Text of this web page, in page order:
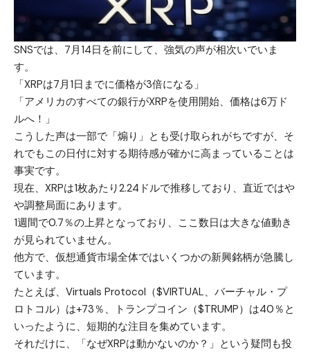
SNSでは、7月14日を前にして、強気の声が相次いでいま
す。
「XRPは7月1日までに価格が3倍になる」
「アメリカのすべての銀行がXRPを使用開始、価格は6万ド
ルへ！」
こうした声は一部で「煽り」とも受け取られがちですが、そ
れでもこの日付に対する期待感が確かに高まっていることは
事実です。
現在、XRPは1枚あたり2.24ドルで推移しており、直近ではや
や調整局面にあります。
1週間で0.7％の上昇となっており、ここ数日は大きな値動き
が見られていません。
他方で、仮想通貨市場全体ではいくつかの新興銘柄が急騰し
ています。
たとえば、Virtuals Protocol（$VIRTUAL、バーチャル・プ
ロトコル）は+73％、トランプコイン（$TRUMP）は40％と
いったように、短期的な注目を集めています。
それだけに、「なぜXRPは動かないのか？」という疑問も投